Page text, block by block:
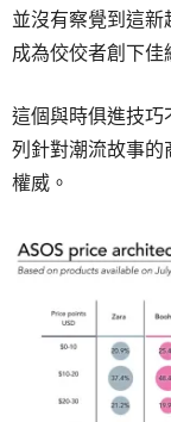
並沒有察覺到這
成為佼佼者創下佳
這個與時俱進技巧
列針對潮流故事的
權威。